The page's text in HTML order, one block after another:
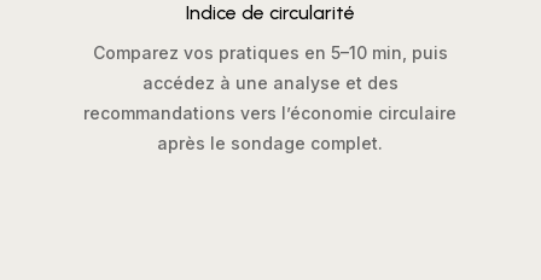
Indice de circularité
Comparez vos pratiques en 5–10 min, puis
accédez à une analyse et des
recommandations vers l’économie circulaire
après le sondage complet.